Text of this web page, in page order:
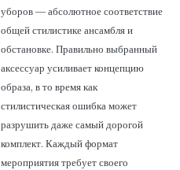
уборов — абсолютное соответствие
общей стилистике ансамбля и
обстановке. Правильно выбранный
аксессуар усиливает концепцию
образа, в то время как
стилистическая ошибка может
разрушить даже самый дорогой
комплект. Каждый формат
мероприятия требует своего